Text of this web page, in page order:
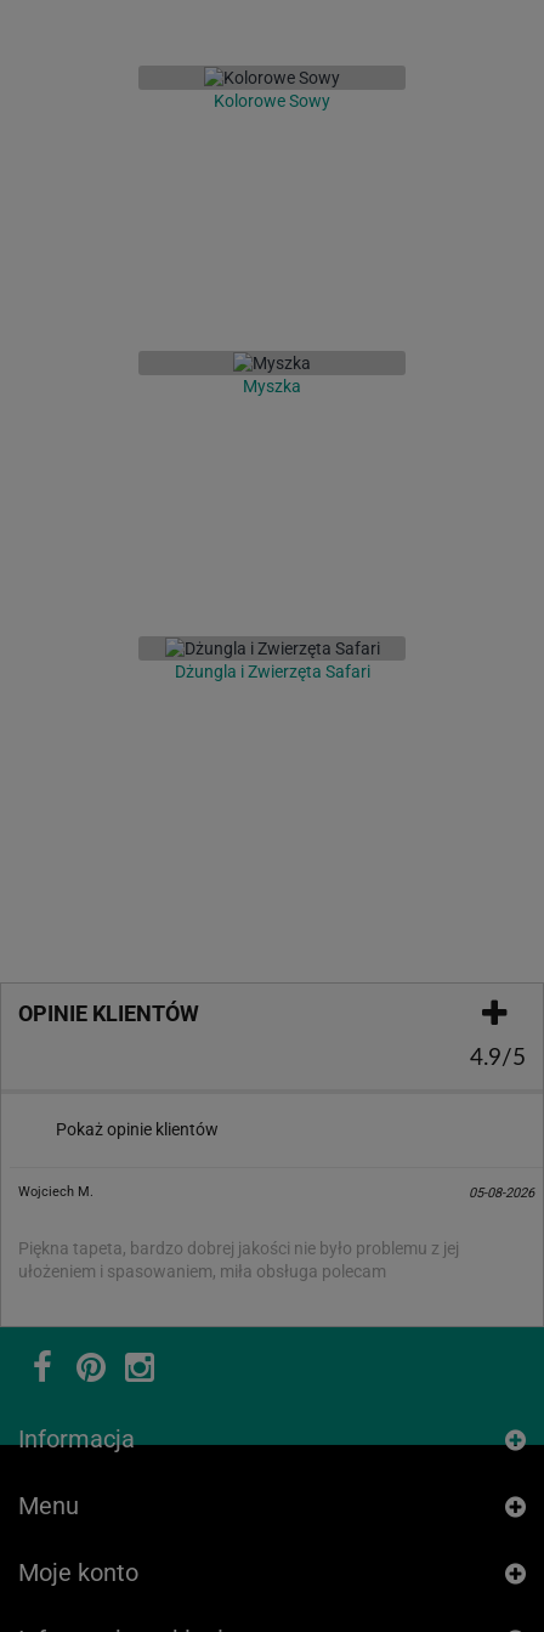
Kolorowe Sowy
Myszka
Dżungla i Zwierzęta Safari
OPINIE KLIENTÓW
4.9/5
Pokaż opinie klientów
Wojciech M. 05-08-2026
Piękna tapeta, bardzo dobrej jakości nie było problemu z jej
ułożeniem i spasowaniem, miła obsługa polecam
Informacja
Menu
Moje konto